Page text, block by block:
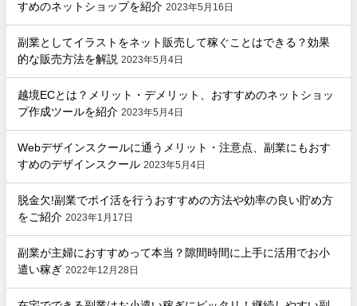
すめのネットショップを紹介 2023年5月16日
副業としてイラストをネット販売して稼ぐことはできる？効果
的な販売方法を解説 2023年5月4日
越境ECとは？メリット・デメリット、おすすめのネットショッ
プ作成ツールを紹介 2023年5月4日
Webデザインスクールに通うメリット・注意点、副業にもおす
すめのデザインスクール 2023年5月4日
脱金欠!副業でポイ活を行うおすすめの方法や効率の良い貯め方
をご紹介 2023年1月17日
副業が主婦におすすめって本当？隙間時間に上手に活用でお小
遣い稼ぎ 2022年12月28日